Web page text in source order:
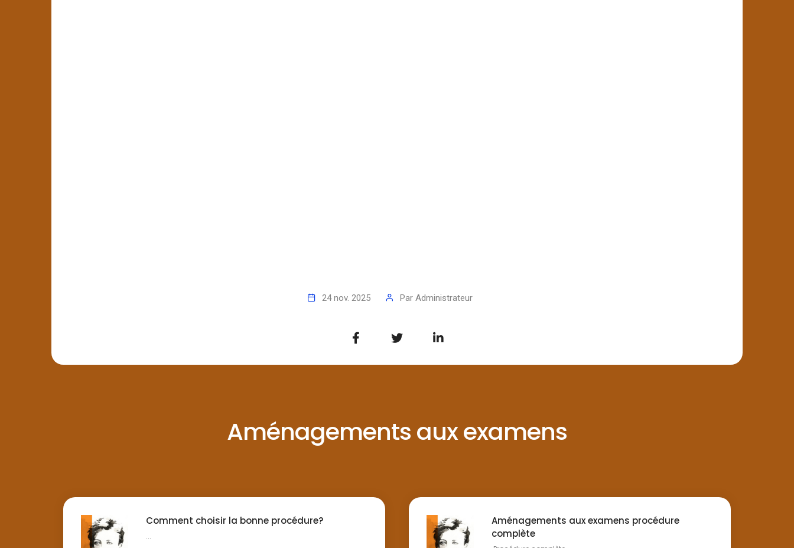
24 nov. 2025 Par Administrateur
Aménagements aux examens
Comment choisir la bonne procédure?
...
Aménagements aux examens procédure
complète